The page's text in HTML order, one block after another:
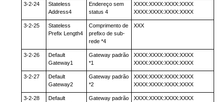
3-2-24
Stateless
Address4
Endereço sem
status 4
XXXX:XXXX:XXXX:XXXX
XXXX:XXXX:XXXX:XXXX
3-2-25
Stateless
Prefix Length4
Comprimento de
prefixo de sub-
rede *4
XXX
3-2-26
Default
Gateway1
Gateway padrão
*1
XXXX:XXXX:XXXX:XXXX
XXXX:XXXX:XXXX:XXXX
3-2-27
Default
Gateway2
Gateway padrão
*2
XXXX:XXXX:XXXX:XXXX
XXXX:XXXX:XXXX:XXXX
3-2-28
Default
Gateway padrão
XXXX:XXXX:XXXX:XXXX